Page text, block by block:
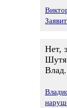
Нет,
Влад.